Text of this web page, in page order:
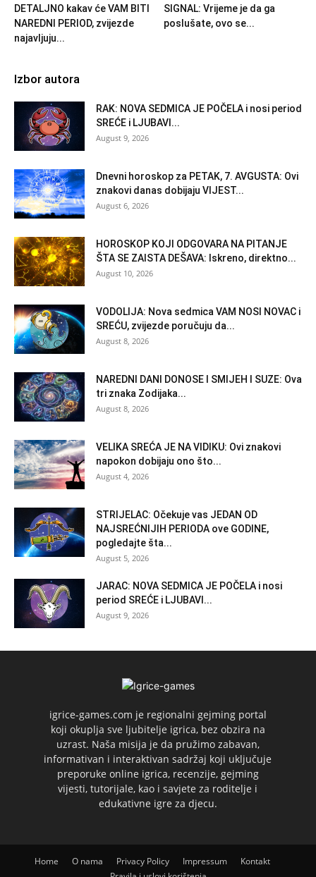
DETALJNO kakav će VAM BITI
NAREDNI PERIOD, zvijezde
najavljuju...
SIGNAL: Vrijeme je da ga
poslušate, ovo se...
Izbor autora
RAK: NOVA SEDMICA JE POČELA i nosi period
SREĆE i LJUBAVI...
August 9, 2026
Dnevni horoskop za PETAK, 7. AVGUSTA: Ovi
znakovi danas dobijaju VIJEST...
August 6, 2026
HOROSKOP KOJI ODGOVARA NA PITANJE
ŠTA SE ZAISTA DEŠAVA: Iskreno, direktno...
August 10, 2026
VODOLIJA: Nova sedmica VAM NOSI NOVAC i
SREĆU, zvijezde poručuju da...
August 8, 2026
NAREDNI DANI DONOSE I SMIJEH I SUZE: Ova
tri znaka Zodijaka...
August 8, 2026
VELIKA SREĆA JE NA VIDIKU: Ovi znakovi
napokon dobijaju ono što...
August 4, 2026
STRIJELAC: Očekuje vas JEDAN OD
NAJSREĆNIJIH PERIODA ove GODINE,
pogledajte šta...
August 5, 2026
JARAC: NOVA SEDMICA JE POČELA i nosi
period SREĆE i LJUBAVI...
August 9, 2026
igrice-games.com je regionalni gejming portal
koji okuplja sve ljubitelje igrica, bez obzira na
uzrast. Naša misija je da pružimo zabavan,
informativan i interaktivan sadržaj koji uključuje
preporuke online igrica, recenzije, gejming
vijesti, tutorijale, kao i savjete za roditelje i
edukativne igre za djecu.
Home O nama Privacy Policy Impressum
Kontakt